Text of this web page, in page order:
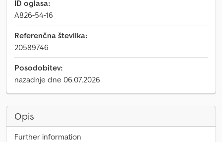
ID oglasa:
A826-54-16
Referenčna številka:
20589746
Posodobitev:
nazadnje dne 06.07.2026
Opis
Further information